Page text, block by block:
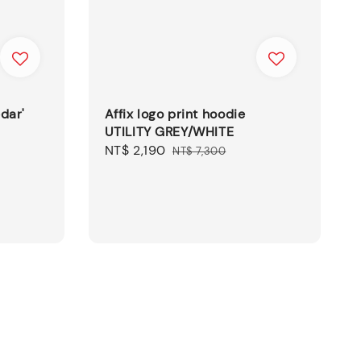
Affix logo print hoodie
UTILITY GREY/WHITE
Sale
NT$ 2,190 Regular
NT$ 7,300